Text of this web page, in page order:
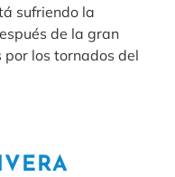
sufriendo la
de la gran
los tornados del